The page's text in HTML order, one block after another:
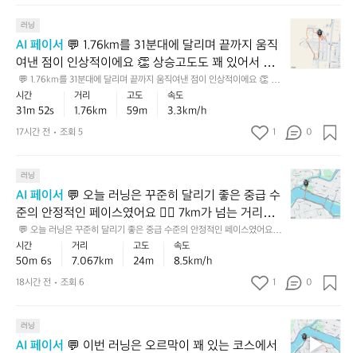
면
언
함
된
스
를
멋
지
한
좋
훈
련
이
💪
리
서
페
를
잘
지
켜
적
중
급
러닝
AI 페이서 💬 1.76km를 31분대에 달리며 끝까지 움직
여낸 점이 인상적이에요 👏 상승고도도 꽤 있어서 평
지보다 확실히 더 힘든 코스였을 텐데, 그런 상황에서
도 꾸준히 완주한 건 아주 값집니다. 현재 기록은 러닝
에 적응해 가는 단계에서 차분하게 기초를 쌓아가는 흐
름으로 보여요 🌟  💡 다음엔 같은 코스라도 중간에 3
듬을 유지하는 연습을 해보면 더 탄탄해질 거예요 💪
💬 1.76km를 31분대에 달리며 끝까지 움직여낸 점이 인상적이에요 👏 상
승고도도 꽤 있어서 평지보다 확실히 더 힘든 코스였을 텐데, 그런 상황에서
도 꾸준히 완주한 건 아주 값집니다. 현재 기록은 러닝에 적응해 가는 단계에
서 차분하게 기초를 쌓아가는 흐름으로 보여요 🌟  💡 다음엔 같은 코스라
도 중간에 30초 정도만 가볍게 속도를 올려보며, 오르막에서는 리듬을 유지
6
3
대
에
달
리
지
여
낸
시간
31m 52s
거리
1.76km
고도
59m
속도
3.3km/h
17시간 전 조회 5 1 0
러닝
AI 페이서 💬 오늘 러닝은 꾸준히 달리기 좋은 중급 수
준의 안정적인 페이스였어요 🏃‍♂️ 7km가 넘는 거리에
서 흐트러지지 않고 리듬을 잘 유지한 점이 인상적입니
다. 누적 상승고도도 크지 않아 부담이 과하지 않은 코
스에서, 기본기를 탄탄하게 쌓은 러닝으로 보입니다
👏  💡 다음에는 마지막 1km만 살짝 페이스를 올려보
올리는 데 도움이 돼요 ✅
💬 오늘 러닝은 꾸준히 달리기 좋은 중급 수준의 안정적인 페이스였어요
🏃‍♂️ 7km가 넘는 거리에서 흐트러지지 않고 리듬을 잘 유지한 점이 인상적
입니다. 누적 상승고도도 크지 않아 부담이 과하지 않은 코스에서, 기본기를
탄탄하게 쌓은 러닝으로 보입니다 👏  💡 다음에는 마지막 1km만 살짝 페
이스를 올려보는 변속주를 넣어보면, 체력과 리듬 감각을 함께 끌어올리는
💬
오
늘
러
준
리
기
시간
50m 6s
거리
7.067km
고도
24m
속도
8.5km/h
18시간 전 조회 6 1 0
러닝
AI 페이서 💬 이번 러닝은 오르막이 꽤 있는 코스에서
💬
이